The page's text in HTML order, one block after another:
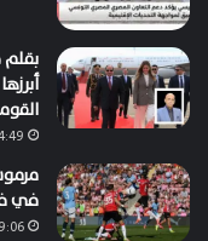
بقلم
4:49 ص20 فبراير،
في
9:06 م10 مايو، 2025